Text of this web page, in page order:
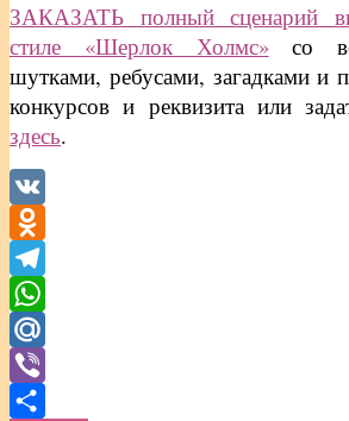
ЗАКАЗАТЬ полный сценарий
стиле «Шерлок Холмс»со
шутками, ребусами, загадками и
конкурсов и реквизита или
здесь.
VK
Odnoklassniki
Telegram
WhatsApp
Mail.Ru
Viber